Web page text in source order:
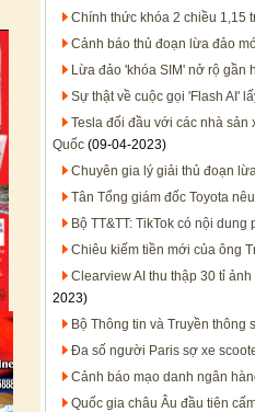
Chính thức khóa 2 chiều 1,15
Cảnh báo thủ đoạn lừa đảo
Lừa đảo 'khóa SIM' nở rộ gần
Sự thật về cuộc gọi 'Flash AI'
Tesla đối đầu với các nhà sản
Quốc (09-04-2023)
Chuyên gia lý giải thủ đoạn
Tân Tổng giám đốc Toyota
Bộ TT&TT: TikTok có nội
Chiêu kiếm tiền mới của ông
Clearview AI thu thập 30 tỉ
2023)
Bộ Thông tin và Truyền thông
Đa số người Paris sợ xe
Cảnh báo mạo danh ngân
Quốc gia châu Âu đầu tiên